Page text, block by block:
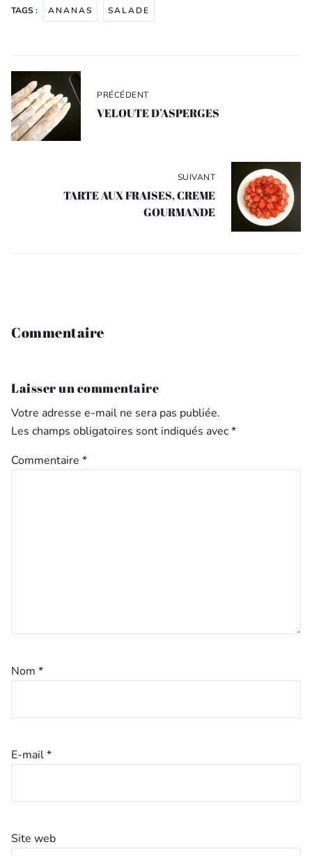
TAGS : ANANAS SALADE
de
l’article
PRÉCÉDENT
VELOUTE D’ASPERGES
SUIVANT
TARTE AUX FRAISES, CREME
GOURMANDE
Commentaire
Laisser un commentaire
Votre adresse e-mail ne sera pas publiée.
Les champs obligatoires sont indiqués avec*
Commentaire *
Nom *
E-mail*
Site web